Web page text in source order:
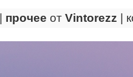
прочее от Vintorezz